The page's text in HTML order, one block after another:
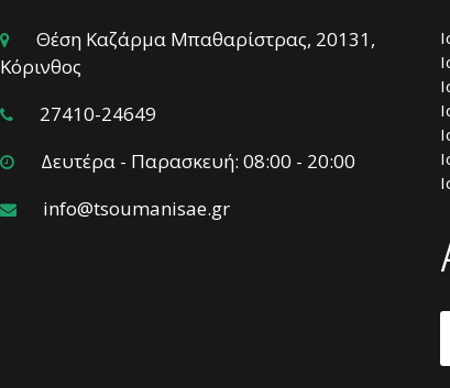
Θέση Καζάρμα Μπαθαρίστρας, 20131,
Κόρινθος
27410-24649
Δευτέρα - Παρασκευή: 08:00 - 20:00
info@tsoumanisae.gr